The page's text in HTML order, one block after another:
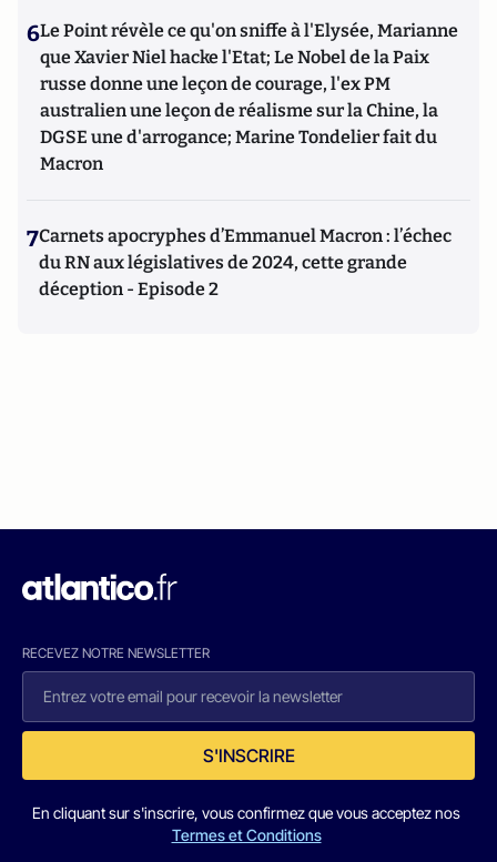
6Le Point révèle ce qu'on sniffe à l'Elysée, Marianne
que Xavier Niel hacke l'Etat; Le Nobel de la Paix
russe donne une leçon de courage, l'ex PM
australien une leçon de réalisme sur la Chine, la
DGSE une d'arrogance; Marine Tondelier fait du
Macron
7Carnets apocryphes d’Emmanuel Macron : l’échec
du RN aux législatives de 2024, cette grande
déception - Episode 2
RECEVEZ NOTRE NEWSLETTER
S'INSCRIRE
En cliquant sur s'inscrire, vous confirmez que vous acceptez nos
Termes et Conditions